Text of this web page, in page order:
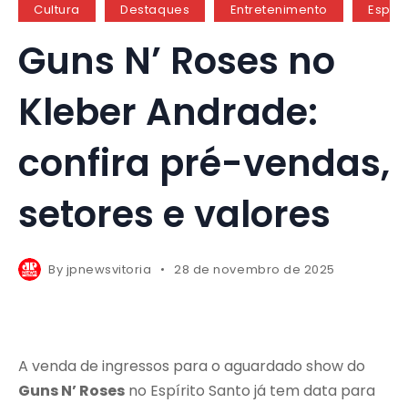
Cultura Destaques Entretenimento
Guns N’ Roses no
Kleber Andrade:
confira pré-vendas,
setores e valores
By jpnewsvitoria 28 de novembro de 2025
A venda de ingressos para o aguardado show do
Guns N’ Roses no Espírito Santo já tem data para